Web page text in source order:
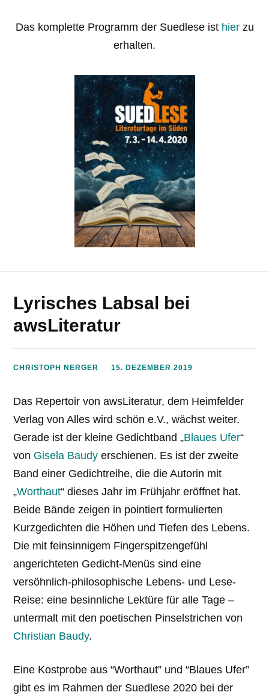
Das komplette Programm der Suedlese ist hierzu
erhalten.
Lyrisches Labsal bei
awsLiteratur
CHRISTOPH NERGER 15. DEZEMBER 2019
Das Repertoir von awsLiteratur, dem Heimfelder
Verlag von Alles wird schön e.V., wächst weiter.
Gerade ist der kleine Gedichtband „Blaues Ufer“
von Gisela Baudy erschienen. Es ist der zweite
Band einer Gedichtreihe, die die Autorin mit
„Worthaut“ dieses Jahr im Frühjahr eröffnet hat.
Beide Bände zeigen in pointiert formulierten
Kurzgedichten die Höhen und Tiefen des Lebens.
Die mit feinsinnigem Fingerspitzengefühl
angerichteten Gedicht-Menüs sind eine
versöhnlich-philosophische Lebens- und Lese-
Reise: eine besinnliche Lektüre für alle Tage –
untermalt mit den poetischen Pinselstrichen von
Christian Baudy.
Eine Kostprobe aus “Worthaut” und “Blaues Ufer”
gibt es im Rahmen der Suedlese 2020 bei der